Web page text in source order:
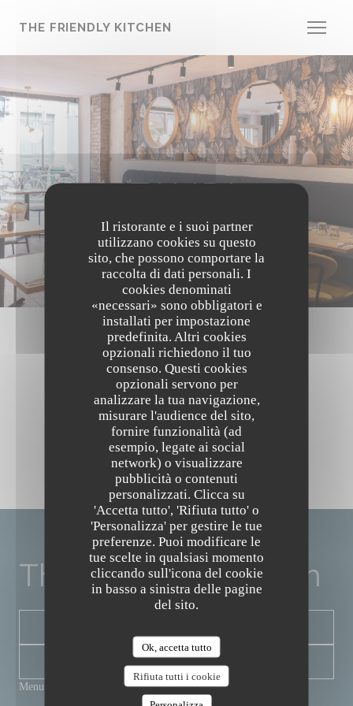
Il ristorante e i suoi partner
utilizzano cookies su questo
sito, che possono comportare la
raccolta di dati personali. I
cookies denominati
«necessari» sono obbligatori e
installati per impostazione
predefinita. Altri cookies
opzionali richiedono il tuo
consenso. Questi cookies
opzionali servono per
analizzare la tua navigazione,
misurare l'audience del sito,
fornire funzionalità (ad
esempio, legate ai social
network) o visualizzare
pubblicità o contenuti
personalizzati. Clicca su
'Accetta tutto', 'Rifiuta tutto' o
'Personalizza' per gestire le tue
preferenze. Puoi modificare le
tue scelte in qualsiasi momento
cliccando sull'icona del cookie
in basso a sinistra delle pagine
del sito.
Ok, accetta tutto
Rifiuta tutti i cookie
THE FRIENDLY KITCHEN
STAMPA
The Friendly Kitchen
NEWSLETTER
Menu
The Friendly Kitchen